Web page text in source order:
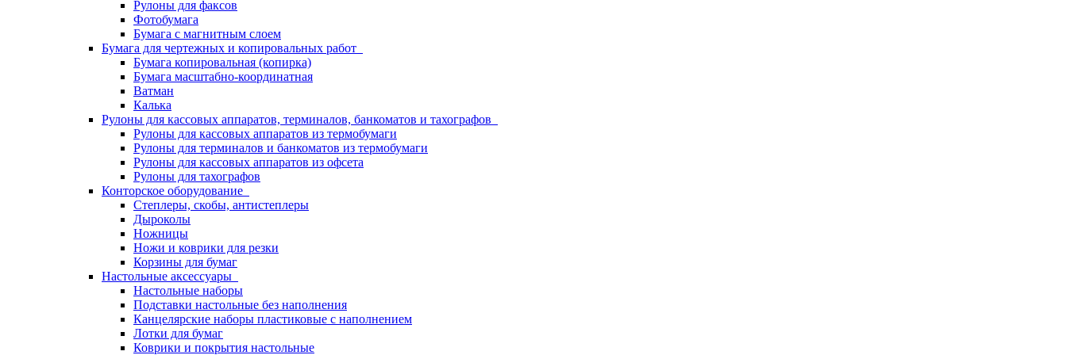
Рулоны для факсов
Фотобумага
Бумага с магнитным слоем
Бумага для чертежных и копировальных работ
Бумага копировальная (копирка)
Бумага масштабно-координатная
Ватман
Калька
Рулоны для кассовых аппаратов, терминалов, банкоматов и тахографов
Рулоны для кассовых аппаратов из термобумаги
Рулоны для терминалов и банкоматов из термобумаги
Рулоны для кассовых аппаратов из офсета
Рулоны для тахографов
Конторское оборудование
Степлеры, скобы, антистеплеры
Дыроколы
Ножницы
Ножи и коврики для резки
Корзины для бумаг
Настольные аксессуары
Настольные наборы
Подставки настольные без наполнения
Канцелярские наборы пластиковые с наполнением
Лотки для бумаг
Коврики и покрытия настольные